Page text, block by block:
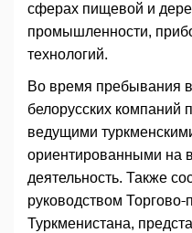
сферах пищевой и
промышленности,
технологий.
Во время пребывания
белорусских компаний
ведущими
ориентированными на
деятельность. Также
руководством
Туркменистана,